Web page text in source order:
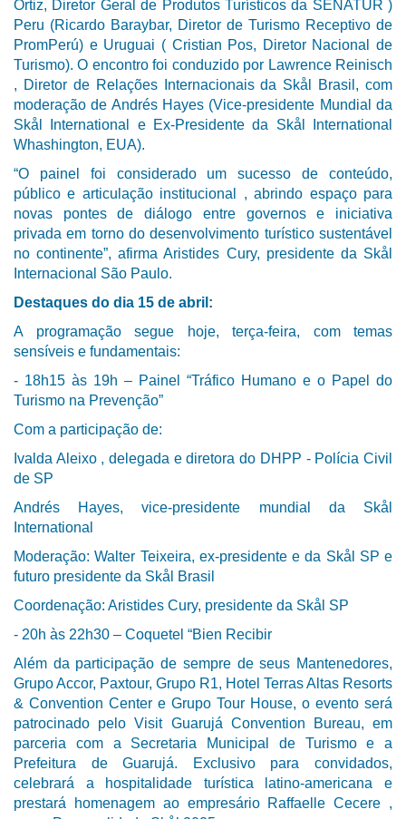
Ortiz, Diretor Geral de Produtos Turísticos da SENATUR )
Peru (Ricardo Baraybar, Diretor de Turismo Receptivo de
PromPerú) e Uruguai ( Cristian Pos, Diretor Nacional de
Turismo). O encontro foi conduzido por Lawrence Reinisch
, Diretor de Relações Internacionais da Skål Brasil, com
moderação de Andrés Hayes (Vice-presidente Mundial da
Skål International e Ex-Presidente da Skål International
Whashington, EUA).
“O painel foi considerado um sucesso de conteúdo,
público e articulação institucional , abrindo espaço para
novas pontes de diálogo entre governos e iniciativa
privada em torno do desenvolvimento turístico sustentável
no continente”, afirma Aristides Cury, presidente da Skål
Internacional São Paulo.
Destaques do dia 15 de abril:
A programação segue hoje, terça-feira, com temas
sensíveis e fundamentais:
- 18h15 às 19h – Painel “Tráfico Humano e o Papel do
Turismo na Prevenção”
Com a participação de:
Ivalda Aleixo , delegada e diretora do DHPP - Polícia Civil
de SP
Andrés Hayes, vice-presidente mundial da Skål
International
Moderação: Walter Teixeira, ex-presidente e da Skål SP e
futuro presidente da Skål Brasil
Coordenação: Aristides Cury, presidente da Skål SP
- 20h às 22h30 – Coquetel “Bien Recibir
Além da participação de sempre de seus Mantenedores,
Grupo Accor, Paxtour, Grupo R1, Hotel Terras Altas Resorts
& Convention Center e Grupo Tour House, o evento será
patrocinado pelo Visit Guarujá Convention Bureau, em
parceria com a Secretaria Municipal de Turismo e a
Prefeitura de Guarujá. Exclusivo para convidados,
celebrará a hospitalidade turística latino-americana e
prestará homenagem ao empresário Raffaelle Cecere ,